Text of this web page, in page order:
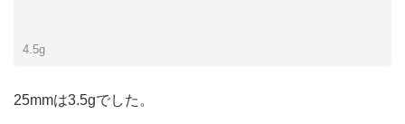
4.5g
25mmは3.5gでした。